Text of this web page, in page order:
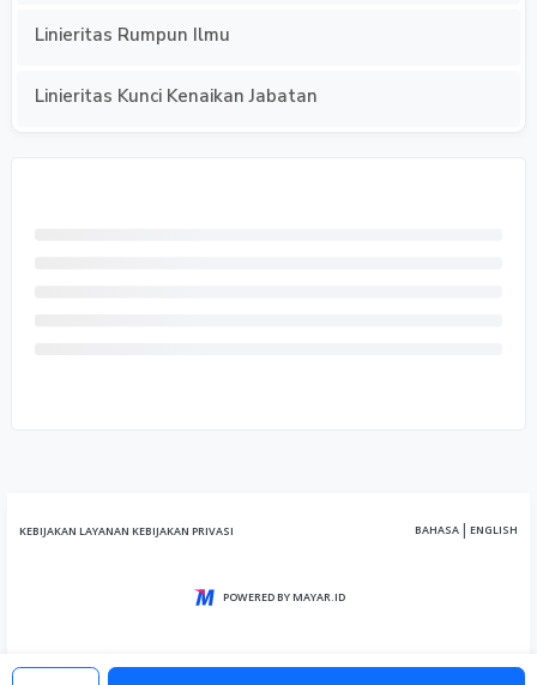
Linieritas Rumpun Ilmu
Linieritas Kunci Kenaikan Jabatan
KEBIJAKAN LAYANAN KEBIJAKAN PRIVASI BAHASA | ENGLISH
POWERED BY MAYAR.ID